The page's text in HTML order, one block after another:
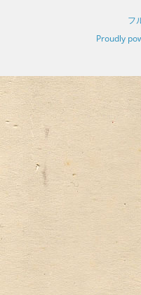
フ
Proudly